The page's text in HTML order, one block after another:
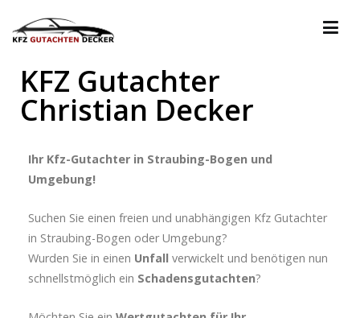
KFZ Gutachter
Christian Decker
Ihr Kfz-Gutachter in Straubing-Bogen und
Umgebung!
Suchen Sie einen freien und unabhängigen Kfz Gutachter
in Straubing-Bogen oder Umgebung?
Wurden Sie in einen Unfall verwickelt und benötigen nun
schnellstmöglich ein Schadensgutachten?